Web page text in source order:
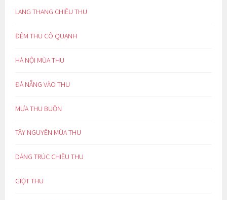
LANG THANG CHIỀU THU
ĐÊM THU CÔ QUẠNH
HÀ NỘI MÙA THU
ĐÀ NẴNG VÀO THU
MƯA THU BUỒN
TÂY NGUYÊN MÙA THU
DÁNG TRÚC CHIỀU THU
GIỌT THU